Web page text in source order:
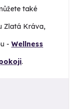
také
Zlatá Kráva,
- Wellness
.